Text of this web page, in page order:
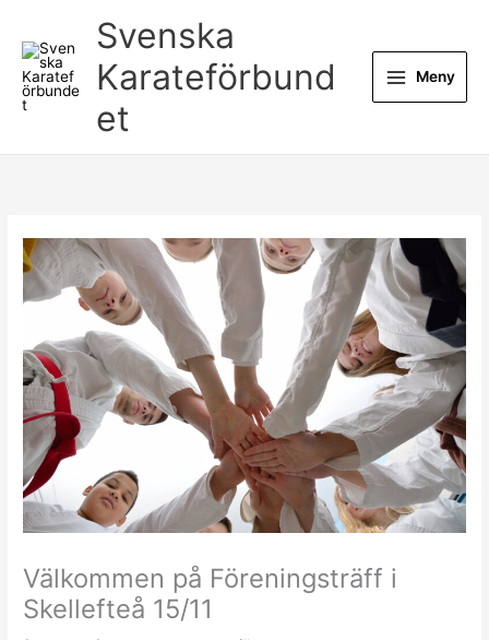
innehåll
Svenska
Karateförbund
et
Meny
Välkommen på Föreningsträff i
Skellefteå 15/11